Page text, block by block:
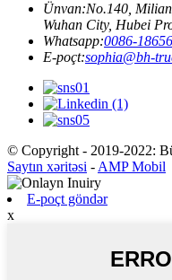
Ünvan:No.140,
Wuhan City, Hubei
Whatsapp:0086-
E-poçt:sophia@bh-
© Copyright - 2019-2022:
Saytın xəritəsi -AMP Mobil
E-poçt göndər
x